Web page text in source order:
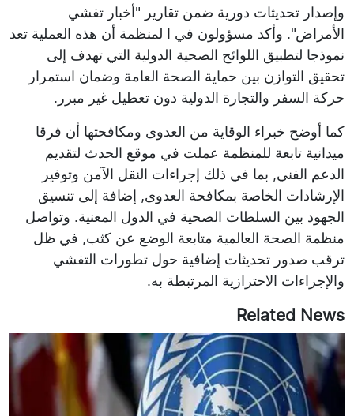
وإصدار تحديثات دورية ضمن تقارير "أخبار تفشي
الأمراض". وأكد مسؤولون في ا لمنظمة أن هذه العملية تعد
نموذجا لتطبيق اللوائح الصحية الدولية التي تهدف إلى
تحقيق التوازن بين حماية الصحة العامة وضمان استمرار
حركة السفر والتجارة الدولية دون تعطيل غير مبرر.
كما أوضح خبراء الوقاية من العدوى ومكافحتها أن فرقا
ميدانية تابعة للمنظمة عملت في موقع الحدث لتقديم
الدعم الفني, بما في ذلك إجراءات النقل الآمن وتوفير
الإرشادات الخاصة بمكافحة العدوى, إضافة إلى تنسيق
الجهود بين السلطات الصحية في الدول المعنية. وتواصل
منظمة الصحة العالمية متابعة الوضع عن كثب, في ظل
ترقب صدور تحديثات إضافية حول تطورات التفشي
والإجراءات الاحترازية المرتبطة به.
Related News